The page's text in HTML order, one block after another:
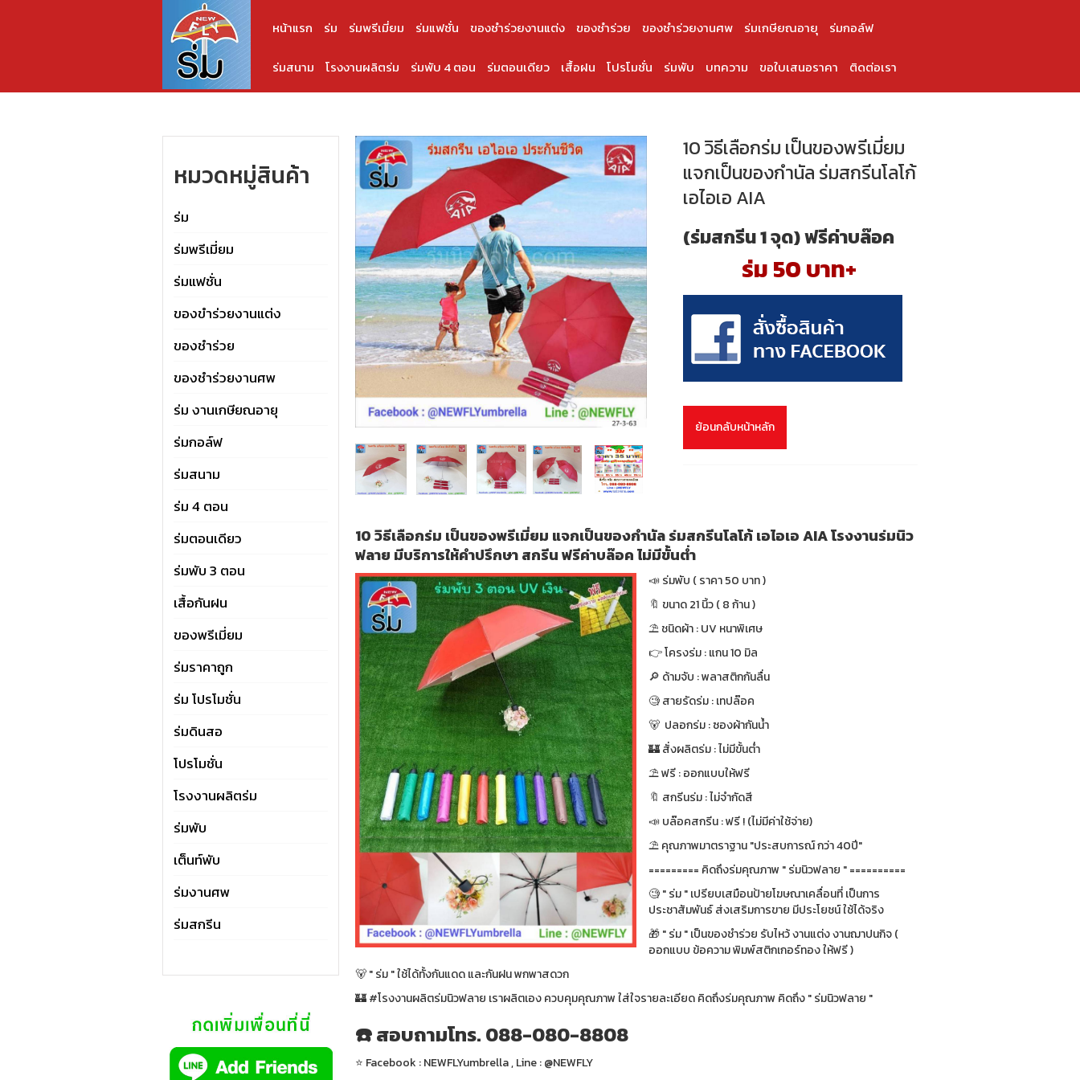
หน้าแรก ร่ม ร่มพรีเมี่ยม ร่มแฟชั่น ของชำร่วยงานแต่ง ของชำร่วย ของชำร่วยงานศพ ร่มเกษียณอายุ ร่มกอล์ฟ
ร่มสนาม โรงงานผลิตร่ม ร่มพับ 4 ตอน ร่มตอนเดียว เสื้อฝน โปรโมชั่น ร่มพับ บทความ ขอใบเสนอราคา ติดต่อเรา
หมวดหมู่สินค้า
ร่ม
ร่มพรีเมี่ยม
ร่มแฟชั่น
ของขำร่วยงานแต่ง
ของชำร่วย
ของชำร่วยงานศพ
ร่ม งานเกษียณอายุ
ร่มกอล์ฟ
ร่มสนาม
ร่ม 4 ตอน
ร่มตอนเดียว
ร่มพับ 3 ตอน
เสื้อกันฝน
ของพรีเมี่ยม
ร่มราคาถูก
ร่ม โปรโมชั่น
ร่มดินสอ
โปรโมชั่น
โรงงานผลิตร่ม
ร่มพับ
เต็นท์พับ
ร่มงานศพ
ร่มสกรีน
10 วิธีเลือกร่ม เป็นของพรีเมี่ยม
แจกเป็นของกำนัล ร่มสกรีนโลโก้
เอไอเอ AIA
(ร่มสกรีน 1 จุด) ฟรีค่าบล๊อค
ร่ม 50 บาท+
ย้อนกลับหน้าหลัก
10 วิธีเลือกร่ม เป็นของพรีเมี่ยม แจกเป็นของกำนัล ร่มสกรีนโลโก้ เอไอเอ AIA โรงงานร่มนิว
ฟลาย มีบริการให้คำปรึกษา สกรีน ฟรีค่าบล๊อค ไม่มีขั้นต่ำ
📣 ร่มพับ ( ราคา 50 บาท )
🔖 ขนาด 21 นิ้ว ( 8 ก้าน )
⛱ ชนิดผ้า : UV หนาพิเศษ
👉 โครงร่ม : แกน 10 มิล
🔎 ด้ามจับ : พลาสติกกันลื่น
🧐 สายรัดร่ม : เทปล๊อค
🐻 ปลอกร่ม : ซองผ้ากันน้ำ
🏰 สั่งผลิตร่ม : ไม่มีขั้นต่ำ
⛱ ฟรี : ออกแบบให้ฟรี
🔖 สกรีนร่ม : ไม่จำกัดสี
📣 บล๊อคสกรีน : ฟรี ! (ไม่มีค่าใช้จ่าย)
⛱ คุณภาพมาตราฐาน "ประสบการณ์ กว่า 40ปี"
========= คิดถึงร่มคุณภาพ " ร่มนิวฟลาย " ==========
🧐 " ร่ม " เปรียบเสมือนป้ายโฆษณาเคลื่อนที่ เป็นการ
ประชาสัมพันธ์ ส่งเสริมการขาย มีประโยชน์ ใช้ได้จริง
🎁 " ร่ม " เป็นของชำร่วย รับไหว้ งานแต่ง งานฌาปนกิจ (
ออกแบบ ข้อความ พิมพ์สติกเกอร์ทอง ให้ฟรี )
🐻 " ร่ม " ใช้ได้ทั้งกันแดด และกันฝน พกพาสดวก
🏰 #โรงงานผลิตร่มนิวฟลาย เราผลิตเอง ควบคุมคุณภาพ ใส่ใจรายละเอียด คิดถึงร่มคุณภาพ คิดถึง " ร่มนิวฟลาย "
☎️ สอบถามโทร. 088-080-8808
⭐️ Facebook : NEWFLYumbrella , Line : @NEWFLY